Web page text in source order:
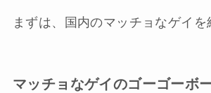
まずは、国内のマッチョなゲイを
マッチョなゲイのゴーゴーボ